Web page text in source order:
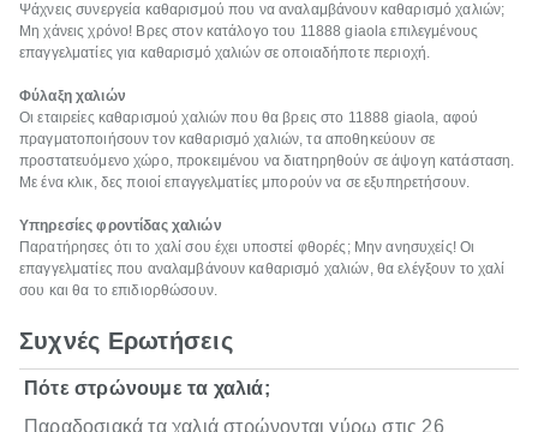
Ψάχνεις συνεργεία καθαρισμού που να αναλαμβάνουν καθαρισμό χαλιών;
Μη χάνεις χρόνο! Βρες στον κατάλογο του 11888 giaola επιλεγμένους
επαγγελματίες για καθαρισμό χαλιών σε οποιαδήποτε περιοχή.
Φύλαξη χαλιών
Οι εταιρείες καθαρισμού χαλιών που θα βρεις στο 11888 giaola, αφού
πραγματοποιήσουν τον καθαρισμό χαλιών, τα αποθηκεύουν σε
προστατευόμενο χώρο, προκειμένου να διατηρηθούν σε άψογη κατάσταση.
Με ένα κλικ, δες ποιοί επαγγελματίες μπορούν να σε εξυπηρετήσουν.
Υπηρεσίες φροντίδας χαλιών
Παρατήρησες ότι το χαλί σου έχει υποστεί φθορές; Μην ανησυχείς! Οι
επαγγελματίες που αναλαμβάνουν καθαρισμό χαλιών, θα ελέγξουν το χαλί
σου και θα το επιδιορθώσουν.
Συχνές Ερωτήσεις
Πότε στρώνουμε τα χαλιά;
Παραδοσιακά τα χαλιά στρώνονται γύρω στις 26